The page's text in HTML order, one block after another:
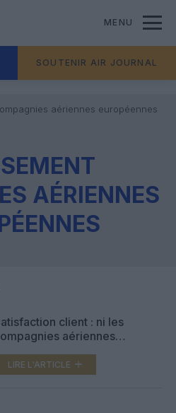
MENU
SOUTENIR AIR JOURNAL
aériennes européennes
AÉRIENNES
client : ni les
aériennes
n’atteignent l’excellence
LIRE L'ARTICLE